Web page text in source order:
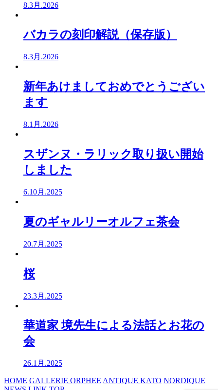
8.3月.2026
バカラの刻印解説（保存版）
8.3月.2026
新年あけましておめでとうござい
ます
8.1月.2026
スザンヌ・ラリック取り扱い開始
しました
6.10月.2025
夏のギャルリーオルフェ茶会
20.7月.2025
桜
23.3月.2025
華道家 境先生による法話とお花の
会
26.1月.2025
HOME GALLERIE ORPHEE ANTIQUE KATO NORDIQUE